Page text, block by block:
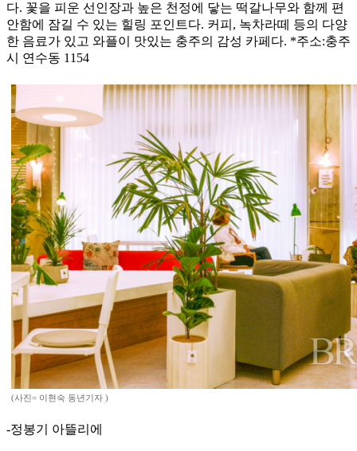
다. 꽃을 피운 선인장과 높은 천정에 닿는 떡갈나무와 함께 편
안함에 잠길 수 있는 힐링 포인트다. 커피, 녹차라떼 등의 다양
한 음료가 있고 와플이 맛있는 충주의 감성 카페다. *주소:충주
시 연수동 1154
(사진= 이현숙 동년기자 )
-정봉기 아뜰리에